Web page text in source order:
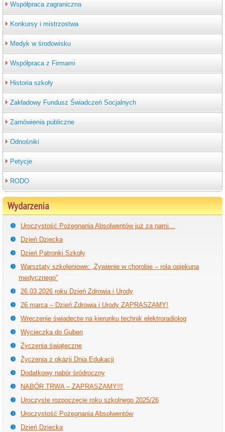
Współpraca zagraniczna
Konkursy i mistrzostwa
Medyk w środowisku
Współpraca z Firmami
Historia szkoły
Zakładowy Fundusz Świadczeń Socjalnych
Zamówienia publiczne
Odnośniki
Petycje
RODO
Wydarzenia
Uroczystość Pożegnania Absolwentów już za nami…
Dzień Dziecka
Dzień Patronki Szkoły
Warsztaty szkoleniowe: „Żywienie w chorobie – rola opiekuna
medycznego”
26.03.2026 roku Dzień Zdrowia i Urody
26 marca – Dzień Zdrowia i Urody ZAPRASZAMY!
Wręczenie świadectw na kierunku technik elektroradiolog
Wycieczka do Guben
Życzenia świąteczne
Życzenia z okazji Dnia Edukacji
Dodatkowy nabór śródroczny
NABÓR TRWA – ZAPRASZAMY!!!
Uroczyste rozpoczęcie roku szkolnego 2025/26
Uroczystość Pożegnania Absolwentów
Dzień Dziecka